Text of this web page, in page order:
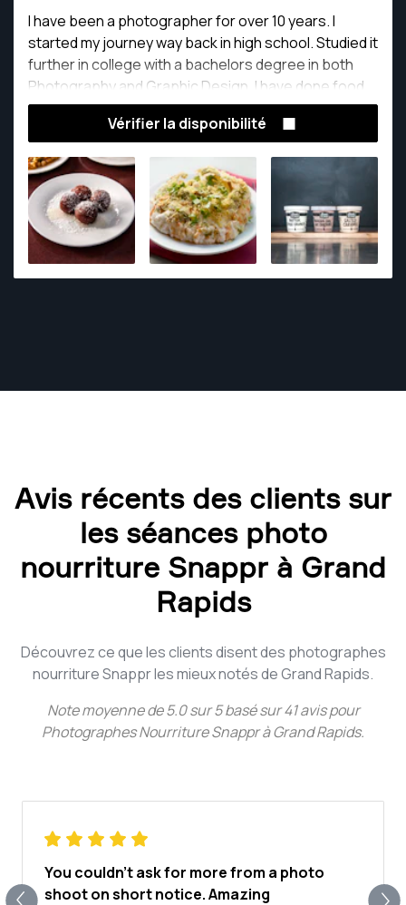
I have been a photographer for over 10 years. I
started my journey way back in high school. Studied it
further in college with a bachelors degree in both
Photography and Graphic Design. I have done food
photography, product photography, and portraiture.
Vérifier la disponibilité
Avis récents des clients sur
les séances photo
nourriture Snappr à Grand
Rapids
Découvrez ce que les clients disent des photographes
nourriture Snappr les mieux notés de Grand Rapids.
Note moyenne de 5.0 sur 5 basé sur 41 avis pour
Photographes Nourriture Snappr à Grand Rapids.
You couldn’t ask for more from a photo
shoot on short notice. Amazing